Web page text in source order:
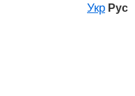
Укр Рус